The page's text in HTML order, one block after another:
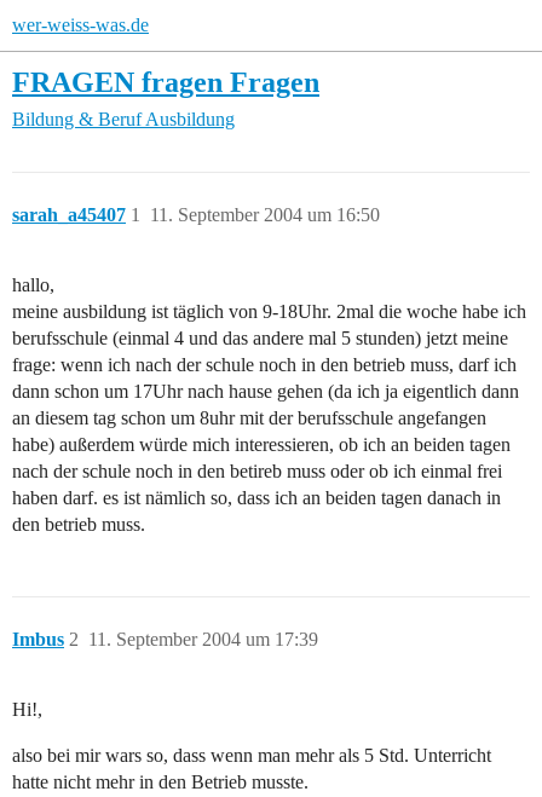
wer-weiss-was.de
FRAGEN fragen Fragen
Bildung & Beruf Ausbildung
sarah_a45407 11. September 2004 um 16:50
1
hallo,
meine ausbildung ist täglich von 9-18Uhr. 2mal die woche habe ich
berufsschule (einmal 4 und das andere mal 5 stunden) jetzt meine
frage: wenn ich nach der schule noch in den betrieb muss, darf ich
dann schon um 17Uhr nach hause gehen (da ich ja eigentlich dann
an diesem tag schon um 8uhr mit der berufsschule angefangen
habe) außerdem würde mich interessieren, ob ich an beiden tagen
nach der schule noch in den betireb muss oder ob ich einmal frei
haben darf. es ist nämlich so, dass ich an beiden tagen danach in
den betrieb muss.
Imbus 11. September 2004 um 17:39
2
Hi!,
also bei mir wars so, dass wenn man mehr als 5 Std. Unterricht
hatte nicht mehr in den Betrieb musste.